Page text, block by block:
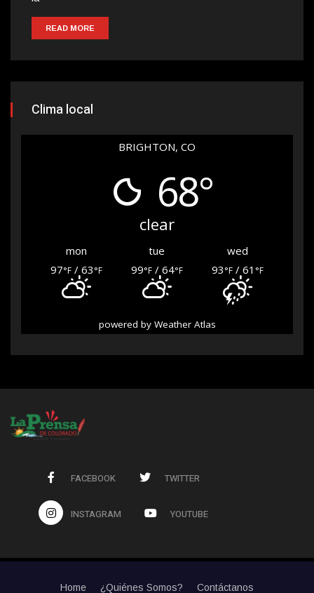
READ MORE
Clima local
BRIGHTON, CO
68°
clear
mon tue
wed
97°F / 63°F 99°F/ 64°F 93°F/ 61 °F
powered by Weather Atlas
FACEBOOK TWITTER
INSTAGRAM YOUTUBE
Home ¿Quiénes Somos? Contáctanos